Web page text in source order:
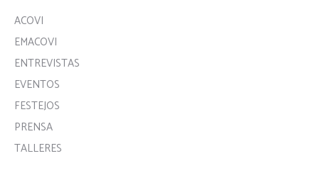
ACOVI
EMACOVI
ENTREVISTAS
EVENTOS
FESTEJOS
PRENSA
TALLERES